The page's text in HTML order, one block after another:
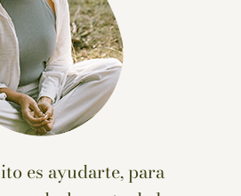
es ayudarte, para